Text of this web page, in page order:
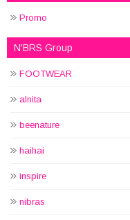
Promo
N'BRS Group
FOOTWEAR
alnita
beenature
haihai
inspire
nibras